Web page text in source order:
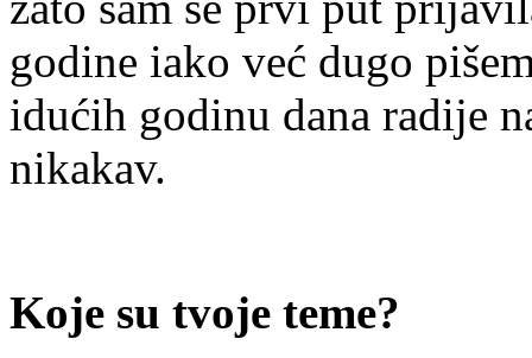
godine iako već dugo
idućih godinu dana radije
nikakav.
Koje su tvoje teme?